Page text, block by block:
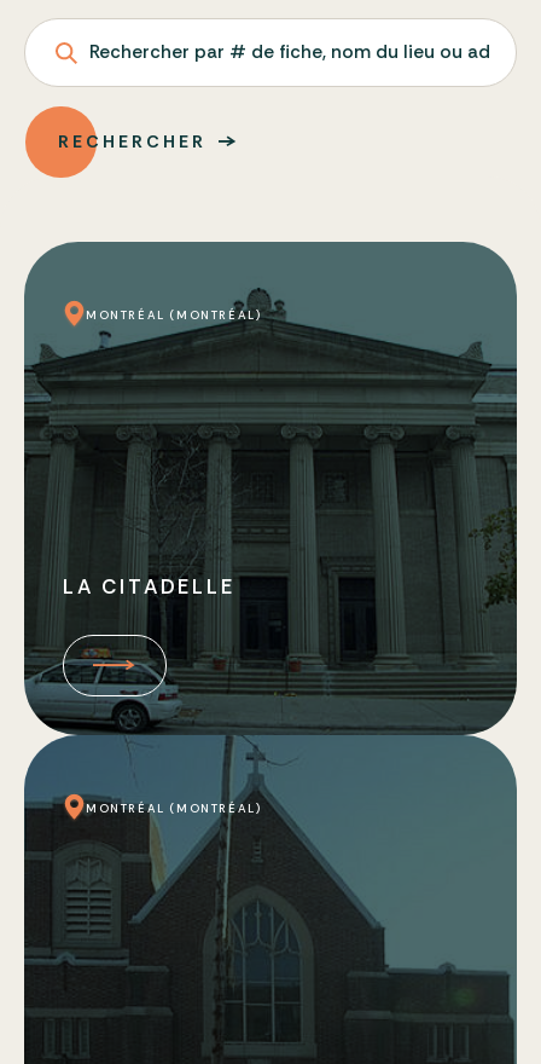
Rechercher par # de fiche, nom du lieu ou adresse
RECHERCHER
MONTRÉAL (MONTRÉAL)
LA CITADELLE
MONTRÉAL (MONTRÉAL)